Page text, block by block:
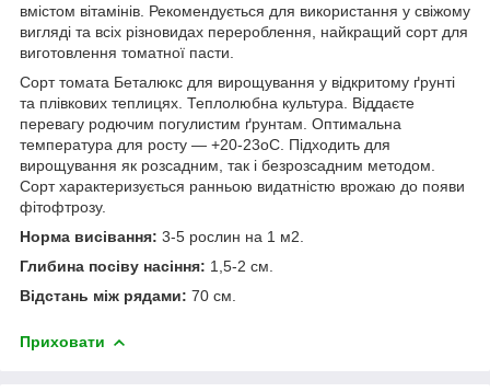
вмістом вітамінів. Рекомендується для використання у свіжому
вигляді та всіх різновидах перероблення, найкращий сорт для
виготовлення томатної пасти.
Сорт томата Беталюкс для вирощування у відкритому ґрунті
та плівкових теплицях. Теплолюбна культура. Віддаєте
перевагу родючим погулистим ґрунтам. Оптимальна
температура для росту — +20-23oС. Підходить для
вирощування як розсадним, так і безрозсадним методом.
Сорт характеризується ранньою видатністю врожаю до появи
фітофтрозу.
Норма висівання: 3-5 рослин на 1 м2.
Глибина посіву насіння: 1,5-2 см.
Відстань між рядами: 70 см.
Приховати